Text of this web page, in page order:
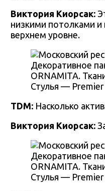
Виктория Киорсак:
низкими потолками и
верхнем уровне.
Декоративное
ORNAMITA.
Стулья —
TDM: Насколько
Виктория Киорсак:
Декоративное
ORNAMITA.
Стулья —